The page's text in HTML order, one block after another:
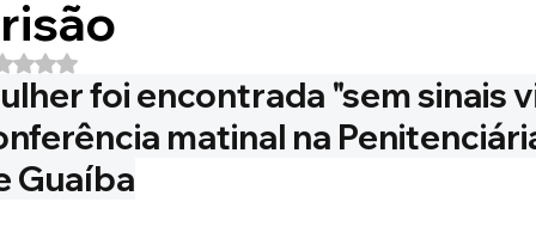
Avaliado com NaN de 5 estrelas.
foi encontrada "sem sinais
matinal na
Guaíba